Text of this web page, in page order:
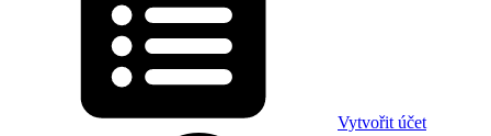
Vytvořit účet